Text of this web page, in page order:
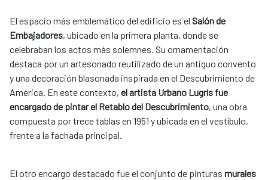
El espacio más emblemático del edificio es el Salón de
Embajadores, ubicado en la primera planta, donde se
celebraban los actos más solemnes. Su ornamentación
destaca por un artesonado reutilizado de un antiguo convento
y una decoración blasonada inspirada en el Descubrimiento de
América. En este contexto, el artista Urbano Lugrís fue
encargado de pintar el Retablo del Descubrimiento, una obra
compuesta por trece tablas en 1951 y ubicada en el vestíbulo,
frente a la fachada principal.
El otro encargo destacado fue el conjunto de pinturas murales